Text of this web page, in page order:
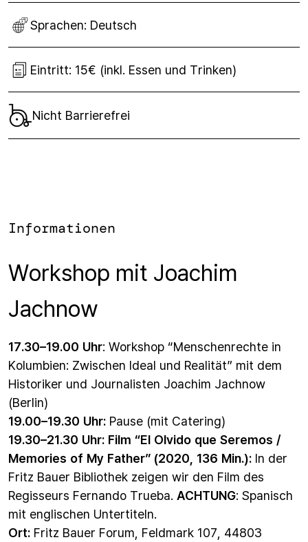
Sprachen: Deutsch
Eintritt: 15€ (inkl. Essen und Trinken)
Nicht Barrierefrei
Informationen
Workshop mit Joachim
Jachnow
17.30–19.00 Uhr: Workshop “Menschenrechte in
Kolumbien: Zwischen Ideal und Realität” mit dem
Historiker und Journalisten Joachim Jachnow
(Berlin)
19.00–19.30 Uhr: Pause (mit Catering)
19.30–21.30 Uhr: Film “El Olvido que Seremos /
Memories of My Father” (2020, 136 Min.): In der
Fritz Bauer Bibliothek zeigen wir den Film des
Regisseurs Fernando Trueba. ACHTUNG: Spanisch
mit englischen Untertiteln.
Ort: Fritz Bauer Forum, Feldmark 107, 44803